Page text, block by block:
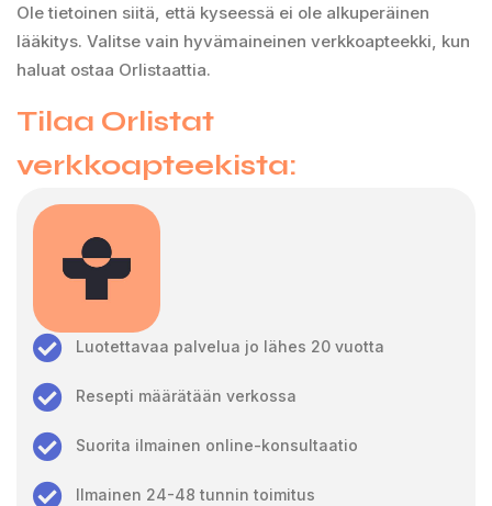
Ole tietoinen siitä, että kyseessä ei ole alkuperäinen
lääkitys. Valitse vain hyvämaineinen verkkoapteekki, kun
haluat ostaa Orlistaattia.
Tilaa Orlistat
verkkoapteekista:
Luotettavaa palvelua jo lähes 20 vuotta
Resepti määrätään verkossa
Suorita ilmainen online-konsultaatio
Ilmainen 24-48 tunnin toimitus